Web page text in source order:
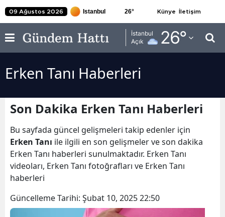
09 Ağustos 2026 26° Künye İletişim
İstanbul
Açık
26°
Adana
Adıyaman
Amasya
Ankara
Antalya
Aydın
Erken Tanı Haberleri
Son Dakika Erken Tanı Haberleri
Bu sayfada güncel gelişmeleri takip edenler için
Erken Tanı ile ilgili en son gelişmeler ve son dakika
Erken Tanı haberleri sunulmaktadır. Erken Tanı
videoları, Erken Tanı fotoğrafları ve Erken Tanı
haberleri
Güncelleme Tarihi: Şubat 10, 2025 22:50